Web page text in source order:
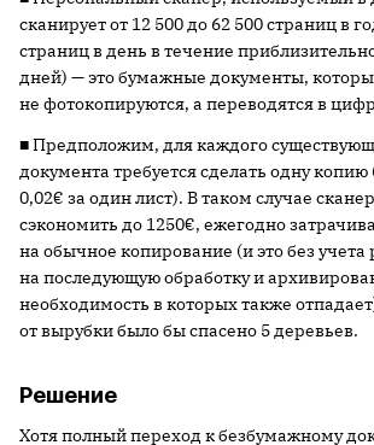
сканирует от 12 500 до 62 500 страниц в
страниц в день в течение
дней) — это бумажные документы,
не фотокопируются, а переводятся в
■ Предположим, для каждого
документа требуется сделать одну
0,02€ за один лист). В таком случае
сэкономить до 1250€, ежегодно
на обычное копирование (и это без учета
на последующую обработку и
необходимость в которых также
от вырубки было бы спасено 5 деревьев.
Решение
Хотя полный переход к безбумажному